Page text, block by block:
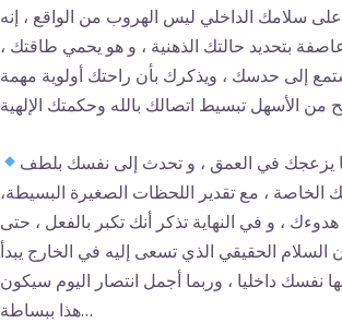
على سلامك الداخلي ليس الهروب من الواقع ، إنه
بتحديد حالتك الذهنية ، و هو يحمي طاقتك ،
إلى حدسك ، ويذكرك بأن راحتك أولوية مهمة
يزعجك في العمق ، و تحدث إلى نفسك بلطف
الخاصة ، مع تقدير اللحظات الصغيرة البسيطة،
، و في النهاية تذكر أنك تكبر بالفعل ، حتى
السلام الحقيقي الذي تسعى إليه في الخارج يبدأ
نفسك داخليا ، وربما أجمل انتصار اليوم سيكون
هذا ببساطة…